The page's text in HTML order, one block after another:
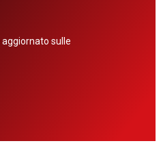
sulle